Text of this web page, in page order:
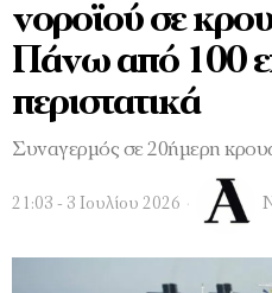
νοροϊού σε
Πάνω από 100
περιστατικά
Συναγερμός σε 20ήμερη
21:03 - 3 Ιουλίου 2026